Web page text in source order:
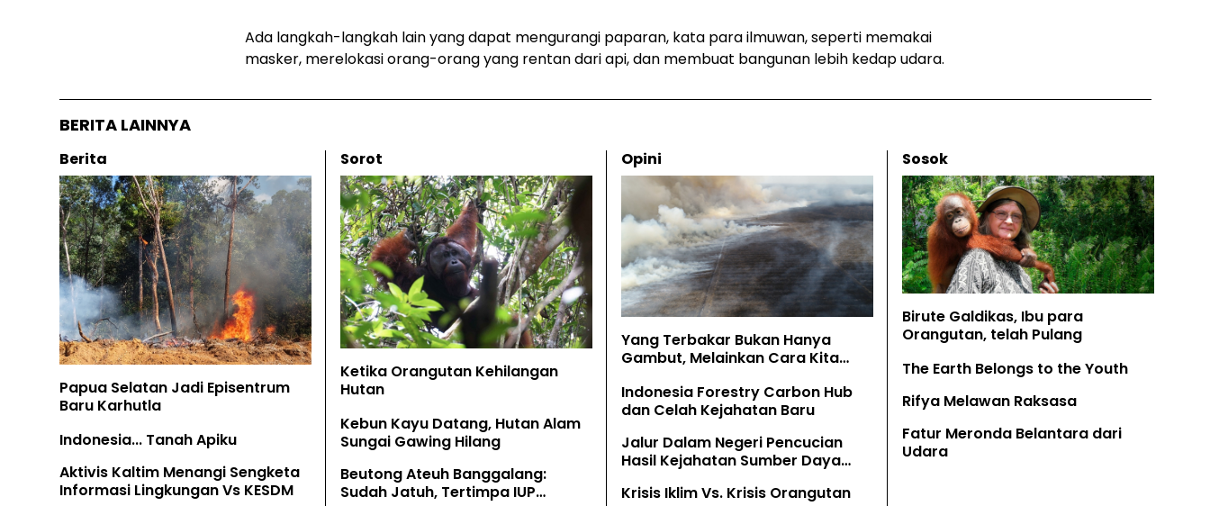
Ada langkah-langkah lain yang dapat mengurangi paparan, kata para ilmuwan, seperti memakai
masker, merelokasi orang-orang yang rentan dari api, dan membuat bangunan lebih kedap udara.
BERITA LAINNYA
Berita
Papua Selatan Jadi Episentrum
Baru Karhutla
Indonesia... Tanah Apiku
Aktivis Kaltim Menangi Sengketa
Informasi Lingkungan Vs KESDM
Sorot
Ketika Orangutan Kehilangan
Hutan
Kebun Kayu Datang, Hutan Alam
Sungai Gawing Hilang
Beutong Ateuh Banggalang:
Sudah Jatuh, Tertimpa IUP
Opini
Yang Terbakar Bukan Hanya
Gambut, Melainkan Cara Kita
Indonesia Forestry Carbon Hub
dan Celah Kejahatan Baru
Jalur Dalam Negeri Pencucian
Hasil Kejahatan Sumber Daya
Krisis Iklim Vs. Krisis Orangutan
Sosok
Birute Galdikas, Ibu para
Orangutan, telah Pulang
The Earth Belongs to the Youth
Rifya Melawan Raksasa
Fatur Meronda Belantara dari
Udara